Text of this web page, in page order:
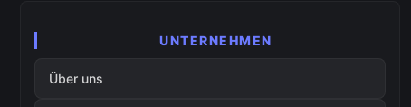
UNTERNEHMEN
Über uns